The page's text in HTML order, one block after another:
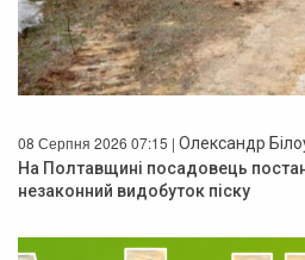
08 Серпня 2026 07:15 | Олександр
На Полтавщині посадовець
незаконний видобуток піску